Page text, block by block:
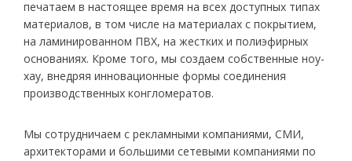
печатаем в настоящее время на всех доступных типах
материалов, в том числе на материалах с покрытием,
на ламинированном ПВХ, на жестких и полиэфирных
основаниях. Кроме того, мы создаем собственные ноу-
хау, внедряя инновационные формы соединения
производственных конгломератов.
Мы сотрудничаем с рекламными компаниями, СМИ,
архитекторами и большими сетевыми компаниями по